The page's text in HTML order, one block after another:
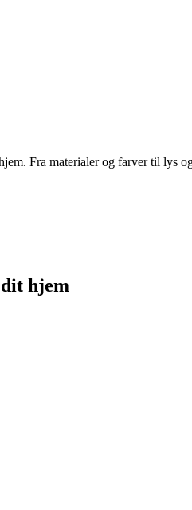
Fra materialer og farver til lys
hjem